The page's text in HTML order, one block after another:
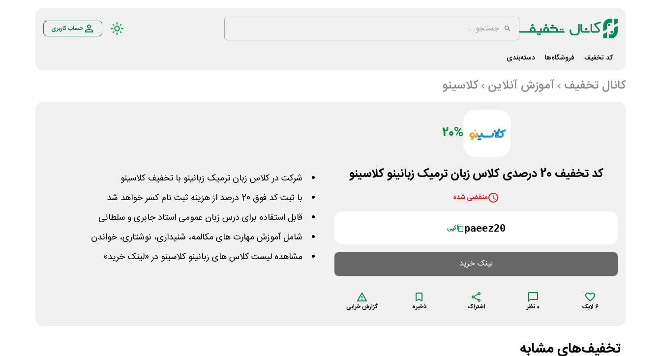
حساب کاربری
کد تخفیف فروشگاه‌ها دسته‌بندی
کانال تخفیف آموزش آنلاین کلاسینو
20%
کد تخفیف 20 درصدی کلاس زبان ترمیک زبانینو کلاسینو
منقضی شده
paeez20 کپی
لینک خرید
6 لایک 0 نظر اشتراک ذخیره گزارش خرابی
شرکت در کلاس زبان ترمیک زبانینو با تخفیف کلاسینو
با ثبت کد فوق 20 درصد از هزینه ثبت نام کسر خواهد شد
قابل استفاده برای درس زبان عمومی استاد جابری و سلطانی
شامل آموزش مهارت های مکالمه، شنیداری، نوشتاری، خواندن
مشاهده لیست کلاس های زبانینو کلاسینو در «لینک خرید»
تخفیف‌های مشابه